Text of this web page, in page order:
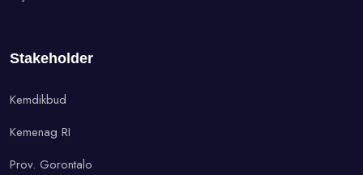
Stakeholder
Kemdikbud
Kemenag RI
Prov. Gorontalo